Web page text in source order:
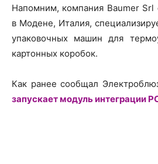
Напомним, компания Baumer Srl
в Модене, Италия,
упаковочных машин для
картонных коробок.
Как ранее сообщал
запускает модуль интеграции